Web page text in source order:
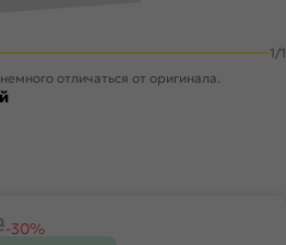
1/1
отличаться от оригинала.
-30%